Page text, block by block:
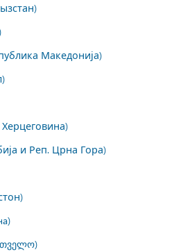
Македонија)
и Реп. Црна Гора)